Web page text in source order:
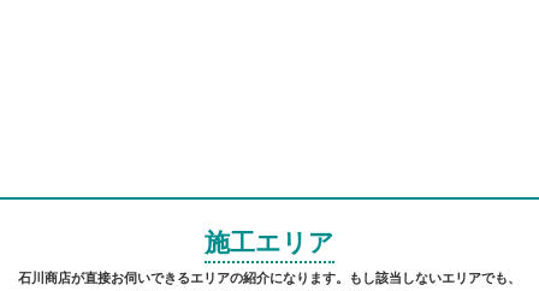
施工エリア
石川商店が直接お伺いできるエリアの紹介になります。もし該当しないエリアでも、